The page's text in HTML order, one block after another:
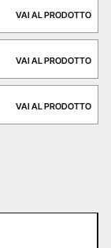
VAI AL PRODOTTO
VAI AL PRODOTTO
VAI AL PRODOTTO